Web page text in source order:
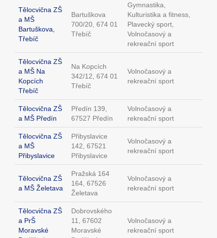
Tělocvična ZŠ
a MŠ
Bartuškova,
Třebíč
Bartuškova
700/20, 674 01
Třebíč
Gymnastika,
Kulturistika a fitness,
Plavecký sport,
Volnočasový a
rekreační sport
Tělocvična ZŠ
a MŠ Na
Kopcích
Třebíč
Na Kopcích
342/12, 674 01
Třebíč
Volnočasový a
rekreační sport
Tělocvična ZŠ
a MŠ Předín
Předín 139,
67527 Předín
Volnočasový a
rekreační sport
Tělocvična ZŠ
a MŠ
Přibyslavice
Přibyslavice
142, 67521
Přibyslavice
Volnočasový a
rekreační sport
Tělocvična ZŠ
a MŠ Želetava
Pražská 164
164, 67526
Želetava
Volnočasový a
rekreační sport
Tělocvična ZŠ
a PrŠ
Moravské
Dobrovského
11, 67602
Moravské
Volnočasový a
rekreační sport